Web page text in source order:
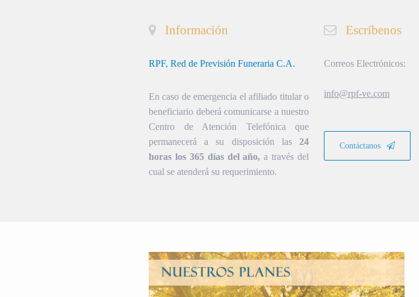
Información
RPF, Red de Previsión Funeraria C.A.
En caso de emergencia el afiliado titular o
beneficiario deberá comunicarse a nuestro
Centro de Atención Telefónica que
permanecerá a su disposición las 24
horas los 365 días del año, a través del
cual se atenderá su requerimiento.
Escríbenos
Correos Electrónicos:
info@rpf-ve.com
Contáctanos